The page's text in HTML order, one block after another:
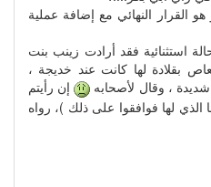
النهائي مع إضافة عملية
فقد أرادت زينب بنت
بقلادة لها كانت عند خديجة ،
، وقال لأصحابه
إن رأيتم
لها فوافقوا على ذلك )، رواه